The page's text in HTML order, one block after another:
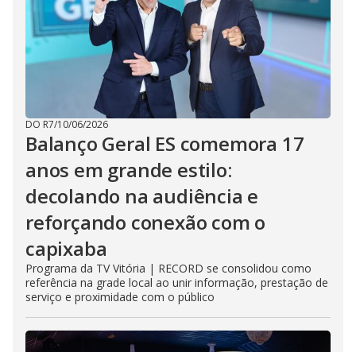
DO R7/10/06/2026
Balanço Geral ES comemora 17
anos em grande estilo:
decolando na audiência e
reforçando conexão com o
capixaba
Programa da TV Vitória | RECORD se consolidou como
referência na grade local ao unir informação, prestação de
serviço e proximidade com o público